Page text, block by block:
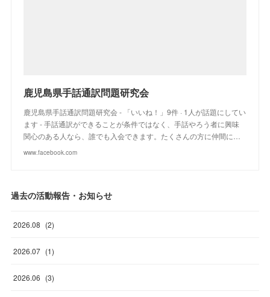
鹿児島県手話通訳問題研究会
鹿児島県手話通訳問題研究会 - 「いいね！」9件 · 1人が話題にしてい
ます - 手話通訳ができることが条件ではなく、手話やろう者に興味
関心のある人なら、誰でも入会できます。たくさんの方に仲間に…
www.facebook.com
過去の活動報告・お知らせ
2026.08 (2)
2026.07 (1)
2026.06 (3)